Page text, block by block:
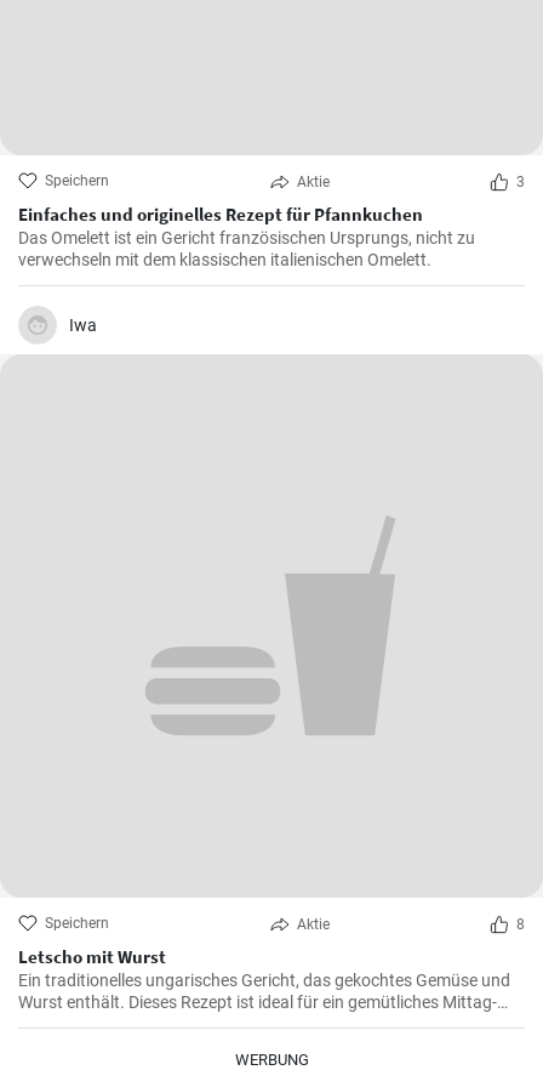
Speichern Aktie 3
Einfaches und originelles Rezept für Pfannkuchen
Das Omelett ist ein Gericht französischen Ursprungs, nicht zu
verwechseln mit dem klassischen italienischen Omelett.
Iwa
Speichern Aktie 8
Letscho mit Wurst
Ein traditionelles ungarisches Gericht, das gekochtes Gemüse und
Wurst enthält. Dieses Rezept ist ideal für ein gemütliches Mittag-
oder Abendessen.
WERBUNG